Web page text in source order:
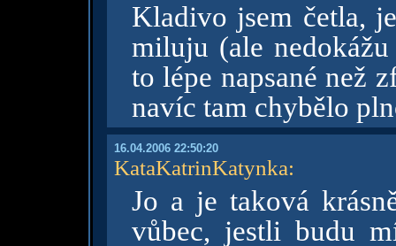
Kladivo jsem četla,
miluju (ale
to lépe napsané než
navíc tam chybělo
16.04.2006 22:50:20
KataKatrinKatynka:
Jo a je taková
vůbec, jestli budu